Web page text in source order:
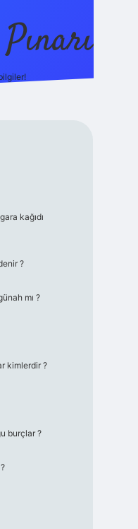
kağıdı
?
mı ?
kimlerdir ?
burçlar ?